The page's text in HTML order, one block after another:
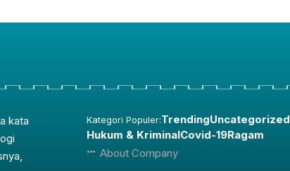
kata
Kategori Populer:TrendingUncategorized
Hukum & KriminalCovid-19Ragam
About Company